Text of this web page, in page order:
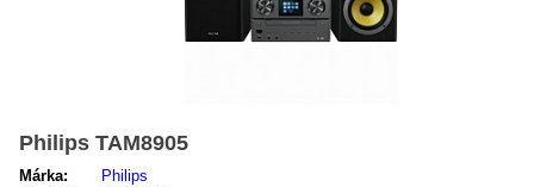
Philips TAM8905
Márka:
Philips